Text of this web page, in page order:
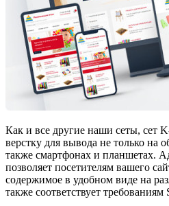
Как и все другие наши сеты, сет
верстку для вывода не только на
также смартфонах и планшетах.
позволяет посетителям вашего
содержимое в удобном виде на
также соответствует требованиям